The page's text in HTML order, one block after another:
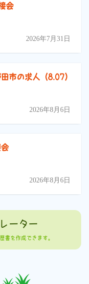
会
2026年7月31日
市の求人（8.07）
2026年8月6日
2026年8月6日
ーター
書を作成できます。